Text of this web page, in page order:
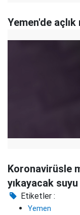
Yemen'de
Koronavirüsle
yıkayacak
Etiketler :
Yemen